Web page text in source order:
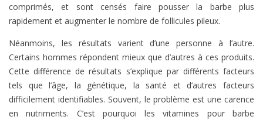
comprimés, et sont censés faire pousser la barbe plus
rapidement et augmenter le nombre de follicules pileux.
Néanmoins, les résultats varient d’une personne à l’autre.
Certains hommes répondent mieux que d’autres à ces produits.
Cette différence de résultats s’explique par différents facteurs
tels que l’âge, la génétique, la santé et d’autres facteurs
difficilement identifiables. Souvent, le problème est une carence
en nutriments. C’est pourquoi les vitamines pour barbe